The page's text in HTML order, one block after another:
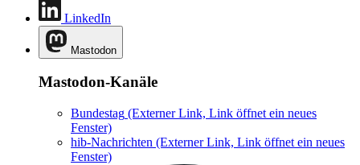
LinkedIn
Mastodon
Mastodon-Kanäle
Bundestag (Externer Link, Link öffnet ein neues
Fenster)
hib-Nachrichten (Externer Link, Link öffnet ein neues
Fenster)